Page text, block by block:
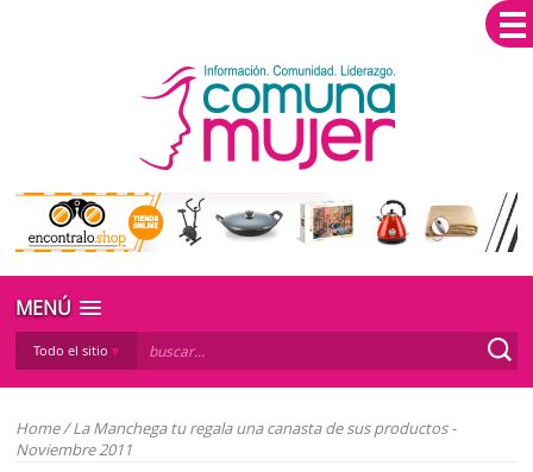
MENÚ
Todo el sitio
Home/La Manchega tu regala una canasta de sus productos -
Noviembre 2011